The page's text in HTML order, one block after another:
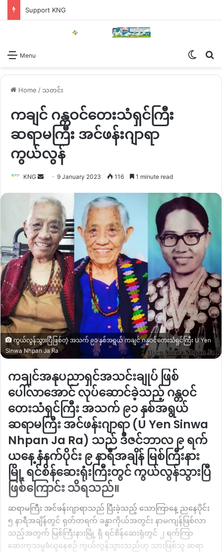
Support KNG
Menu
Home / သတင်း
ကချင် ဂန္တဝင်တေးသံရှင်ကြီး
ဆရာမကြီး အင်ဖန်းဂျာရာ
ကွယ်လွန်
KNG
Send
email
9 January 2023 116 1 minute read
ကွယ်လွန်သွားပြီဖြစ်တဲ့ အသက် ၉၁ နှစ်အရွယ် ကချင် ဂန္ဓဝင်တေးသံရှင်ကြီး U Yen
Sinwa Nhpan Ja Ra
ကချင်အနုပညာရှင်အသင်းချုပ် ဖြစ်
ပေါ်လာအောင် လုပ်ဆောင်ခဲ့သည့် ဂန္တဝင်
တေးသံရှင်ကြီး အသက် ၉၁ နှစ်အရွယ်
ဆရာမကြီး အင်ဖန်းဂျာရာ (U Yen Sinwa
Nhpan Ja Ra) သည် ဒီဇင်ဘာလ ၉ ရက်
ယနေ့ နံနက်ပိုင်း ၉ နာရီအချိန် မြစ်ကြီးနား
မြို့ ရင်စိန်ဆေးရုံးကြီးတွင် ကွယ်လွန်သွားပြီ
ဖြစ်ကြောင်း သိရသည်။
ဆရာမကြီး အင်ဖန်းဂျာရာသည် ပြီးခဲ့သည့် သောကြာနေ့ ညနေပိုင်း
၅ နာရီအချိန်တွင် ရုတ်တရက် ခန္ဓာကိုယ်အတွင်း နာမကျန်ဖြစ်လာ
သည့်အတွက် မြစ်ကြီးနားမြို့ ရှိ ရင်စိန်ဆေးရုံတွင် ၂ ရက်ကြာ
ဆေးကုသမှုခံယူနေစဉ် ကွယ်လွန်သွားသည်ဟု သားဖြစ်သူ ဆရာ